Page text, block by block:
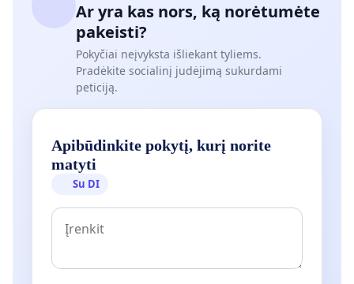
Ar yra kas nors, ką norėtumėte
pakeisti?
Pokyčiai neįvyksta išliekant tyliems.
Pradėkite socialinį judėjimą sukurdami
peticiją.
Apibūdinkite pokytį, kurį norite
matyti
Su DI